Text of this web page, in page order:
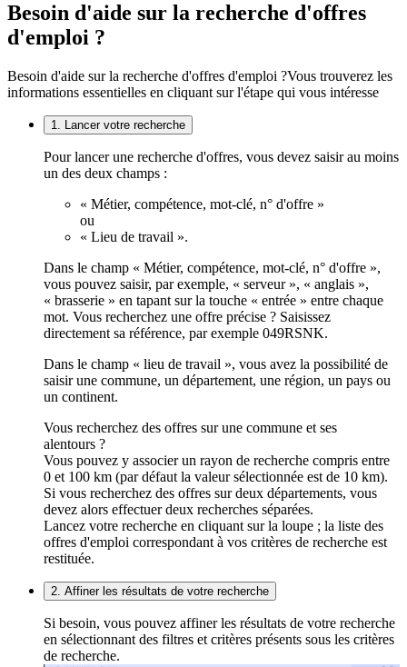
Besoin d'aide sur la recherche d'offres
d'emploi ?
Besoin d'aide sur la recherche d'offres d'emploi ?Vous trouverez les
informations essentielles en cliquant sur l'étape qui vous intéresse
1. Lancer votre recherche
Pour lancer une recherche d'offres, vous devez saisir au moins
un des deux champs :
« Métier, compétence, mot-clé, n° d'offre »
ou
« Lieu de travail ».
Dans le champ « Métier, compétence, mot-clé, n° d'offre »,
vous pouvez saisir, par exemple, « serveur », « anglais »,
« brasserie » en tapant sur la touche « entrée » entre chaque
mot. Vous recherchez une offre précise ? Saisissez
directement sa référence, par exemple 049RSNK.
Dans le champ « lieu de travail », vous avez la possibilité de
saisir une commune, un département, une région, un pays ou
un continent.
Vous recherchez des offres sur une commune et ses
alentours ?
Vous pouvez y associer un rayon de recherche compris entre
0 et 100 km (par défaut la valeur sélectionnée est de 10 km).
Si vous recherchez des offres sur deux départements, vous
devez alors effectuer deux recherches séparées.
Lancez votre recherche en cliquant sur la loupe ; la liste des
offres d'emploi correspondant à vos critères de recherche est
restituée.
2. Affiner les résultats de votre recherche
Si besoin, vous pouvez affiner les résultats de votre recherche
en sélectionnant des filtres et critères présents sous les critères
de recherche.